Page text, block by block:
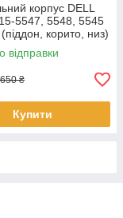
корпус DELL
5547, 5548, 5545
корито, низ)
відправки
650 ₴
Купити